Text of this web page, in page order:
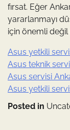
fırsat. Eğer
yararlanmayı
için önemli değil
Asus yetkili
Asus teknik
Asus servisi
Asus yetkili
Posted in